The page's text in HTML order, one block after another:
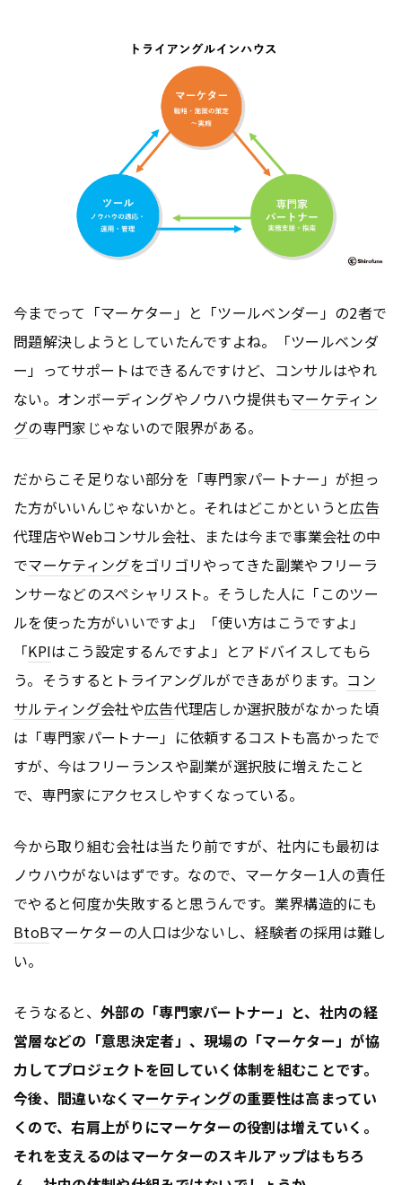
今までって「マーケター」と「ツールベンダー」の2者で
問題解決しようとしていたんですよね。「ツールベンダ
ー」ってサポートはできるんですけど、コンサルはやれ
ない。オンボーディングやノウハウ提供もマーケティン
グの専門家じゃないので限界がある。
だからこそ足りない部分を「専門家パートナー」が担っ
た方がいいんじゃないかと。それはどこかというと広告
代理店やWebコンサル会社、または今まで事業会社の中
でマーケティングをゴリゴリやってきた副業やフリーラ
ンサーなどのスペシャリスト。そうした人に「このツー
ルを使った方がいいですよ」「使い方はこうですよ」
「KPIはこう設定するんですよ」とアドバイスしてもら
う。そうするとトライアングルができあがります。 コン
サルティング会社や広告代理店しか選択肢がなかった頃
は「専門家パートナー」に依頼するコストも高かったで
すが、今はフリーランスや副業が選択肢に増えたこと
で、専門家にアクセスしやすくなっている。
今から取り組む会社は当たり前ですが、社内にも最初は
ノウハウがないはずです。なので、マーケター1人の責任
でやると何度か失敗すると思うんです。業界構造的にも
BtoBマーケターの人口は少ないし、経験者の採用は難し
い。
そうなると、 外部の「専門家パートナー」と、社内の経
営層などの「意思決定者」、現場の「マーケター」が協
力してプロジェクトを回していく体制を組むことです。
今後、間違いなく マーケティングの重要性は高まってい
くので、右肩上がりにマーケターの役割は増えていく。
それを支えるのはマーケターのスキルアップはもちろ